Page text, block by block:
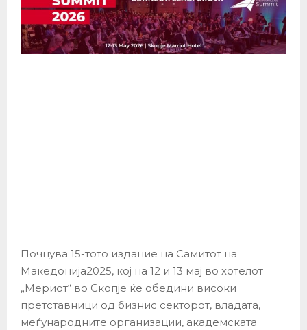
Почнува 15-тото издание на Самитот на
Македонија2025, кој на 12 и 13 мај во хотелот
„Мериот“ во Скопје ќе обедини високи
претставници од бизнис секторот, владата,
меѓународните организации, академската